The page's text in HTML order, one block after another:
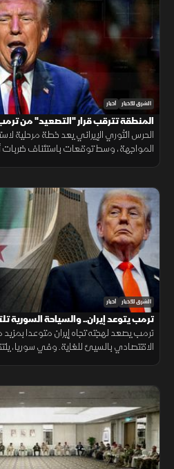
الشرق للأخبار أخبار
المنطقة تترقب قرار "التصعيد" من
اتساع المواجهة
الحرس الثوري الإيراني يعد خطة مرحلية
المواجهة، وسط توقعات باستئناف ضربات
الشرق للأخبار أخبار
ترمب يتوعد إيران.. والسياحة السورية
ترمب يصعد لهجته تجاه إيران متوعدا
الاقتصادي بالسيئ للغاية. وفي سوريا،